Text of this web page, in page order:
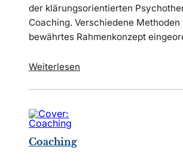
der klärungsorientierten
Coaching. Verschiedene Methoden
bewährtes Rahmenkonzept
Weiterlesen
Coaching